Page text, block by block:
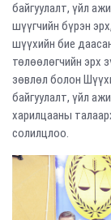
байгуулалт, үйл
шүүгчийн бүрэн
шүүхийн бие
төлөөлөгчийн эрх
зөвлөл болон
байгуулалт, үйл
харилцааны
солилцлоо.